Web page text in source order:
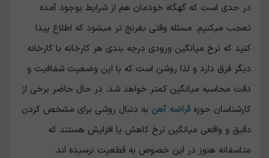
در حدی است که گهگاه خودمان هم از شرایط بوجود آمده
تعجب میکنیم. مسئله وقتی بغرنج تر میشود که اطلاع پیدا
کنید که نرخ میانگین ورودی درجه بندی هر کارخانه با کارخانه
دیگر فرق دارد و لذا روشن است که با این وضعیت شفافیت و
دقت محاسبه میانگین کمتر خواهد شد. در حال حاضر برخی از
کارشناسان حوزهقراضه آهن به دنبال روشی برای مشخص کردن
دقیق و واقعی میانگین نرخ کاهش یا افزایش هستند که
متاسفانه هنوز در این خصوص به قطعیت نرسیده اند.